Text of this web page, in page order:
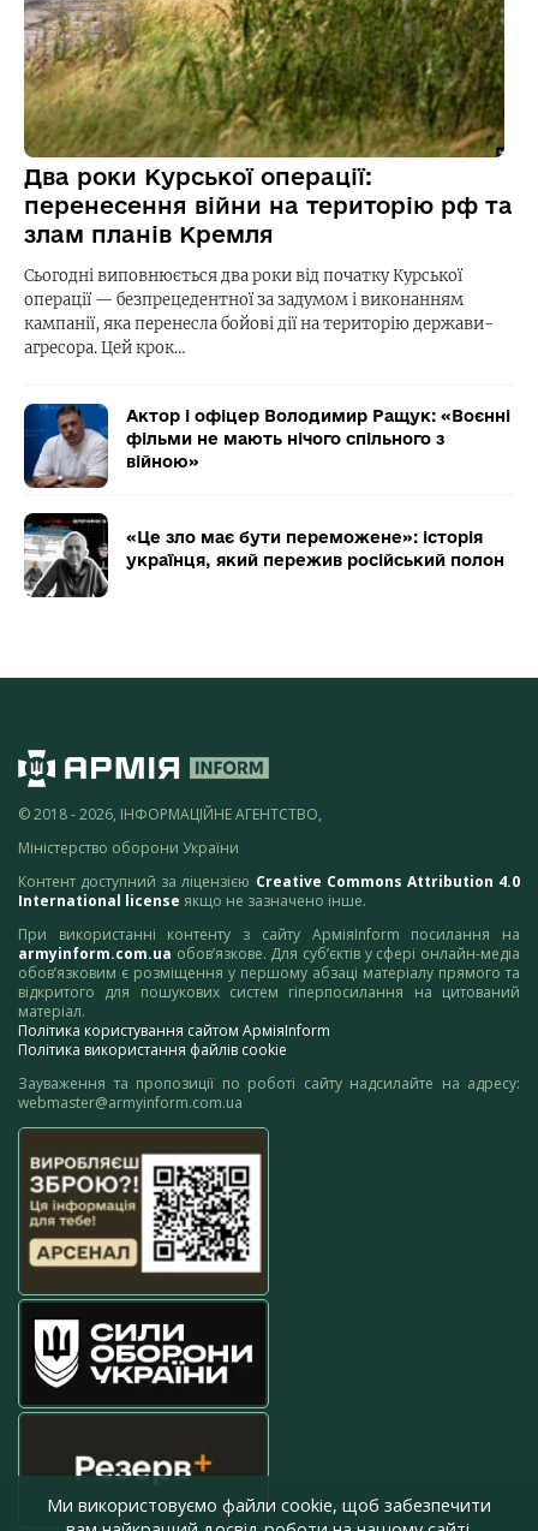
Два роки Курської операції:
перенесення війни на територію рф та
злам планів Кремля
Сьогодні виповнюється два роки від початку Курської
операції — безпрецедентної за задумом і виконанням
кампанії, яка перенесла бойові дії на територію держави-
агресора. Цей крок…
Актор і офіцер Володимир Ращук: «Воєнні
фільми не мають нічого спільного з
війною»
«Це зло має бути переможене»: історія
українця, який пережив російський полон
© 2018 - 2026, ІНФОРМАЦІЙНЕ АГЕНТСТВО,
Міністерство оборони України
Контент доступний за ліцензією Creative Commons Attribution 4.0
International license якщо не зазначено інше.
При використанні контенту з сайту АрміяInform посилання на
armyinform.com.ua обов’язкове. Для суб’єктів у сфері онлайн-медіа
обов’язковим є розміщення у першому абзаці матеріалу прямого та
відкритого для пошукових систем гіперпосилання на цитований
матеріал.
Політика користування сайтом АрміяInform
Політика використання файлів cookie
Зауваження та пропозиції по роботі сайту надсилайте на адресу:
webmaster@armyinform.com.ua
Ми використовуємо файли cookie, щоб забезпечити